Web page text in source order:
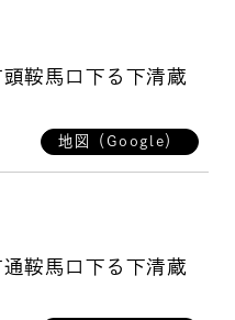
鞍馬口下る下清蔵
地図（Google）
鞍馬口下る下清蔵